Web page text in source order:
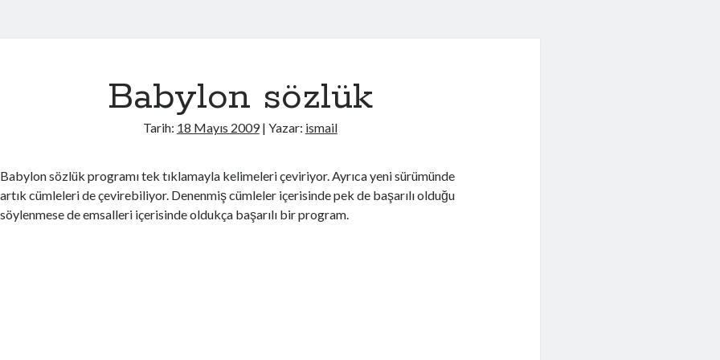
Babylon sözlük
Tarih: 18 Mayıs 2009| Yazar: ismail
Babylon sözlük programı tek tıklamayla kelimeleri çeviriyor. Ayrıca yeni sürümünde
artık cümleleri de çevirebiliyor. Denenmiş cümleler içerisinde pek de başarılı olduğu
söylenmese de emsalleri içerisinde oldukça başarılı bir program.